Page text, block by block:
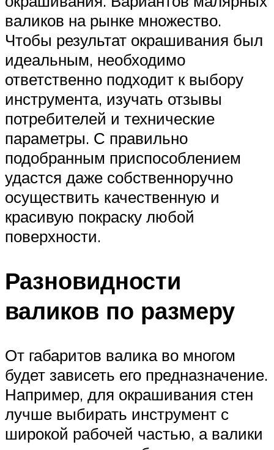
валиков на рынке множество.
Чтобы результат окрашивания был
идеальным, необходимо
ответственно подходит к выбору
инструмента, изучать отзывы
потребителей и технические
параметры. С правильно
подобранным приспособлением
удастся даже собственноручно
осуществить качественную и
красивую покраску любой
поверхности.
Разновидности
валиков по размеру
От габаритов валика во многом
будет зависеть его предназначение.
Например, для окрашивания стен
лучше выбирать инструмент с
широкой рабочей частью, а валики